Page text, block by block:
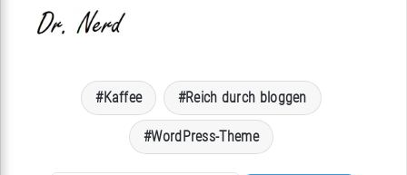
Kaffee Reich durch bloggen
WordPress-Theme